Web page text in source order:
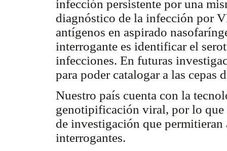
infección persistente por una
diagnóstico de la infección por
antígenos en aspirado
interrogante es identificar el
infecciones. En futuras
para poder catalogar a las cepas
Nuestro país cuenta con la
genotipificación viral, por lo que
de investigación que permitieran
interrogantes.